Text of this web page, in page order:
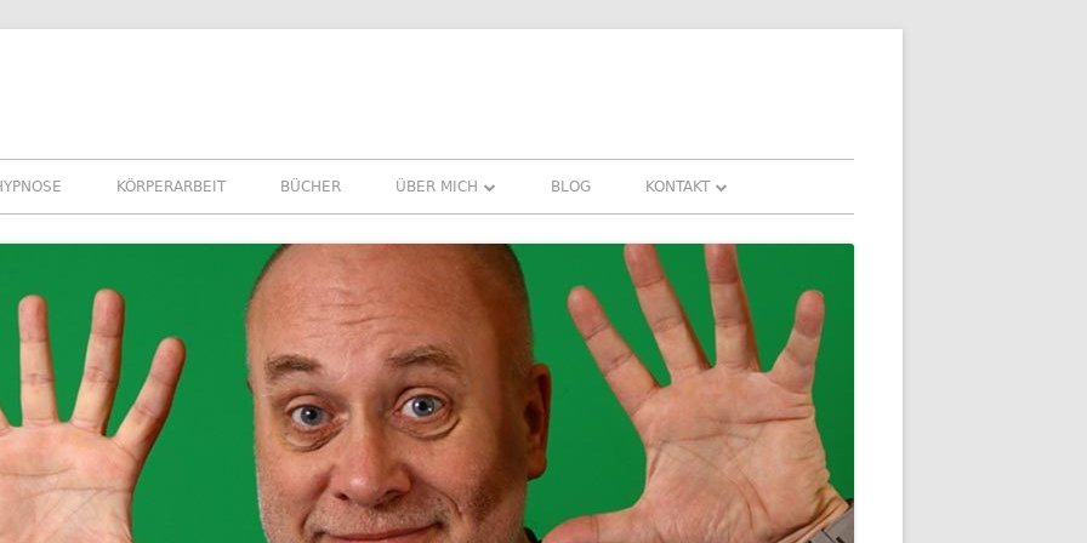
KÖRPERARBEIT BÜCHER ÜBER MICH
REFERENZEN ERFAHRUNGEN UND
NEWSLETTER
BLOG KONTAKT
DOWNLOADS
FAQ
DATENSCHUTZ
IMPRESSUM